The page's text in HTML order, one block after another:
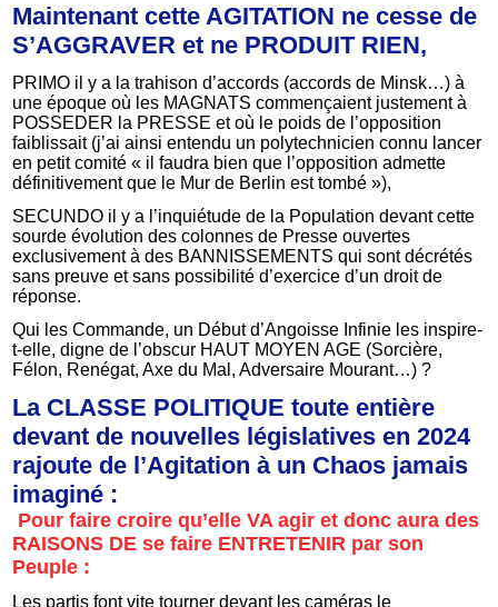
Maintenant cette AGITATION ne cesse de
S’AGGRAVER et ne PRODUIT RIEN,
PRIMO il y a la trahison d’accords (accords de Minsk…) à
une époque où les MAGNATS commençaient justement à
POSSEDER la PRESSE et où le poids de l’opposition
faiblissait (j’ai ainsi entendu un polytechnicien connu lancer
en petit comité « il faudra bien que l’opposition admette
définitivement que le Mur de Berlin est tombé »),
SECUNDO il y a l’inquiétude de la Population devant cette
sourde évolution des colonnes de Presse ouvertes
exclusivement à des BANNISSEMENTS qui sont décrétés
sans preuve et sans possibilité d’exercice d’un droit de
réponse.
Qui les Commande, un Début d’Angoisse Infinie les inspire-
t-elle, digne de l’obscur HAUT MOYEN AGE (Sorcière,
Félon, Renégat, Axe du Mal, Adversaire Mourant…) ?
La CLASSE POLITIQUE toute entière
devant de nouvelles législatives en 2024
rajoute de l’Agitation à un Chaos jamais
imaginé :
Pour faire croire qu’elle VA agir et donc aura des
RAISONS DE se faire ENTRETENIR par son
Peuple :
Les partis font vite tourner devant les caméras le